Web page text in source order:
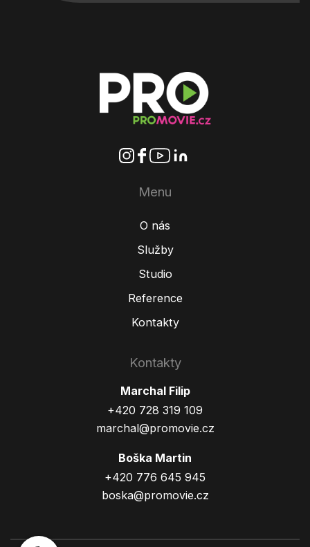
Menu
O nás
Služby
Studio
Reference
Kontakty
Kontakty
Marchal Filip
+420 728 319 109
marchal@promovie.cz
Boška Martin
+420 776 645 945
boska@promovie.cz